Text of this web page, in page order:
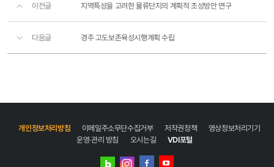
이전글 지역특성을 고려한 물류단지의 계획적 조성방안 연구
다음글 경주 고도보존육성시행계획 수립
개인정보처리방침 이메일주소무단수집거부 저작권정책
영상정보처리기기
운영·관리 방침
오시는길 VDI포털
네이버 인스타그램